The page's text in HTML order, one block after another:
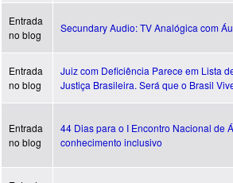
Entrada
no blog
Secundary Audio: TV Analógica com
Entrada
no blog
Juiz com Deficiência Parece em Lista
Justiça Brasileira. Será que o Brasil
Entrada
no blog
44 Dias para o I Encontro Nacional de
conhecimento inclusivo